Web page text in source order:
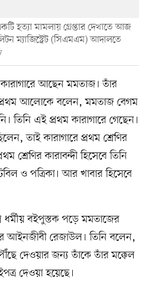
হত্যা মামলায় গ্রেপ্তার দেখাতে আজ
ম্যাজিস্ট্রেট (সিএমএম) আদালতে
আছেন মমতাজ। তাঁর
আলোকে বলেন, মমতাজ বেগম
তিনি এই প্রথম কারাগারে গেছেন।
তাই কারাগারে প্রথম শ্রেণির
শ্রেণির কারাবন্দী হিসেবে তিনি
ও পত্রিকা। আর খাবার হিসেবে
ধর্মীয় বইপুস্তক পড়ে মমতাজের
আইনজীবী রেজাউল। তিনি বলেন,
দেওয়ার জন্য তাঁকে তাঁর মক্কেল
দেওয়া হয়েছে।